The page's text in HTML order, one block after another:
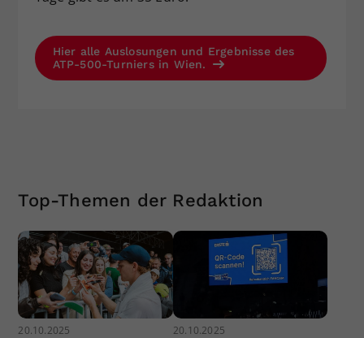
Hier alle Auslosungen und Ergebnisse des
ATP-500-Turniers in Wien.
Top-Themen der Redaktion
20.10.2025 20.10.2025